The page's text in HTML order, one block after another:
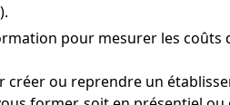
pour mesurer les
ou reprendre un